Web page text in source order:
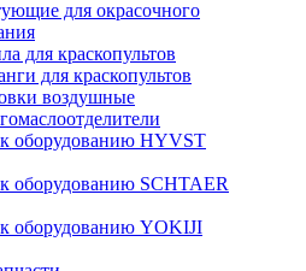
для окрасочного
для краскопультов
для краскопультов
воздушные
к оборудованию HYVST
оборудованию SCHTAER
к оборудованию YOKIJI